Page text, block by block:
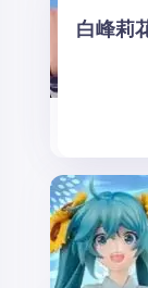
白峰莉